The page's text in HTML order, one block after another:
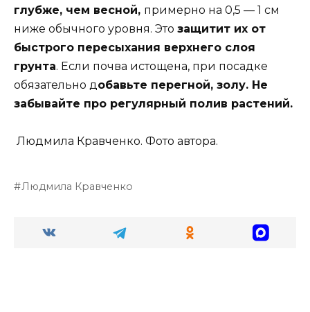
глубже, чем весной, примерно на 0,5 — 1 см
ниже обычного уровня. Это защитит их от
быстрого пересыхания верхнего слоя
грунта. Если почва истощена, при посадке
обязательно добавьте перегной, золу. Не
забывайте про регулярный полив растений.
Людмила Кравченко. Фото автора.
Людмила Кравченко